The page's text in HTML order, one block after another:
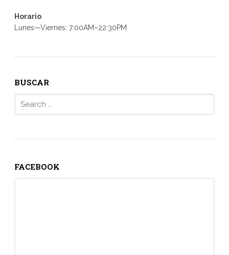
Horario
Lunes—Viernes: 7:00AM–22:30PM
BUSCAR
for:
FACEBOOK